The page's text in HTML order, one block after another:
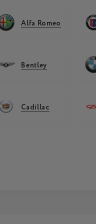
Alfa Romeo
Bentley
Cadillac